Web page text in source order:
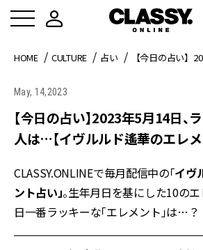
HOME CULTURE 占い 【今日の占い】
May, 14,2023
【今日の占い】2023年5月14日、
人は…【イヴルルド遙華のエレメ
CLASSY.ONLINEで毎月配信中の「イヴ
ント占い」。生年月日を基にした10の
日一番ラッキーな「エレメント」は…？